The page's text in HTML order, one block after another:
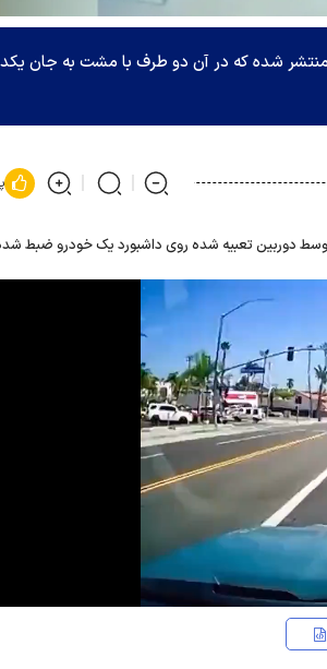
منتشر شده که در آن دو طرف با مشت به جان
توسط دوربین تعبیه شده روی داشبورد یک خودرو ضبط